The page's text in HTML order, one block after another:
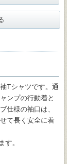
Tシャツです。通
ンプの行動着と
仕様の袖口は、
て長く安全に着
す。